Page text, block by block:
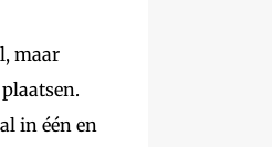
maar
in één en